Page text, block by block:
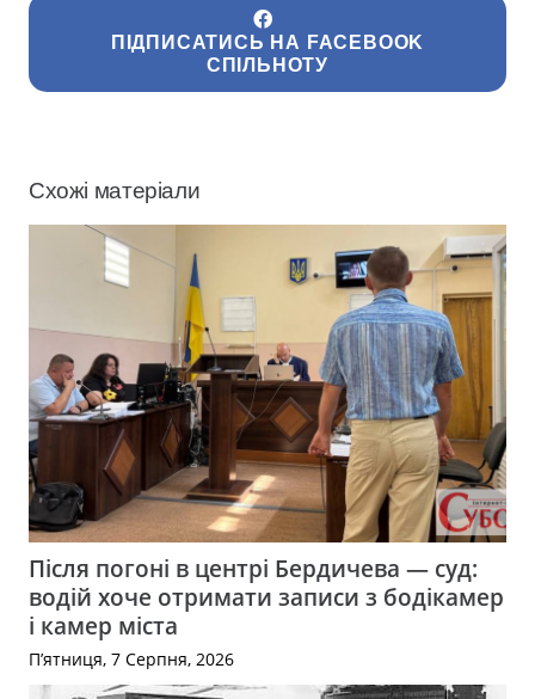
ПІДПИСАТИСЬ НА FACEBOOK
СПІЛЬНОТУ
Схожі матеріали
Після погоні в центрі Бердичева — суд:
водій хоче отримати записи з бодікамер
і камер міста
П’ятниця, 7 Серпня, 2026